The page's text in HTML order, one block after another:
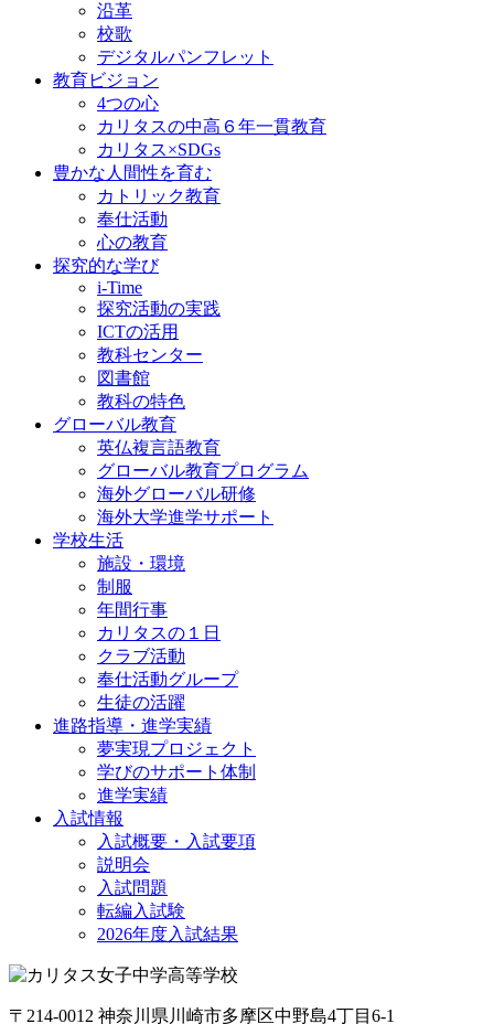
沿革
校歌
デジタルパンフレット
教育ビジョン
4つの心
カリタスの中高６年一貫教育
カリタス×SDGs
豊かな人間性を育む
カトリック教育
奉仕活動
心の教育
探究的な学び
i-Time
探究活動の実践
ICTの活用
教科センター
図書館
教科の特色
グローバル教育
英仏複言語教育
グローバル教育プログラム
海外グローバル研修
海外大学進学サポート
学校生活
施設・環境
制服
年間行事
カリタスの１日
クラブ活動
奉仕活動グループ
生徒の活躍
進路指導・進学実績
夢実現プロジェクト
学びのサポート体制
進学実績
入試情報
入試概要・入試要項
説明会
入試問題
転編入試験
2026年度入試結果
〒214-0012 神奈川県川崎市多摩区中野島4丁目6-1